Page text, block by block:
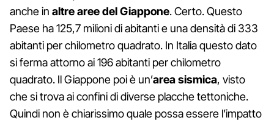
anche in altre aree del Giappone. Certo. Questo
Paese ha 125,7 milioni di abitanti e una densità di 333
abitanti per chilometro quadrato. In Italia questo dato
si ferma attorno ai 196 abitanti per chilometro
quadrato. Il Giappone poi è un’area sismica, visto
che si trova ai confini di diverse placche tettoniche.
Quindi non è chiarissimo quale possa essere l’impatto